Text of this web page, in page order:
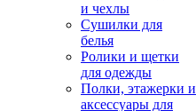
и чехлы
Сушилки для
белья
Ролики и щетки
для одежды
Полки, этажерки и
аксессуары для